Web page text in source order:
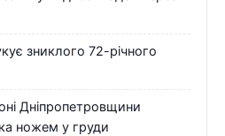
зниклого 72-річного
Дніпропетровщини
ножем у груди